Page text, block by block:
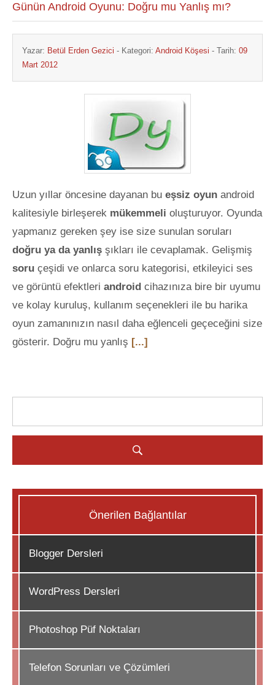
Günün Android Oyunu: Doğru mu Yanlış mı?
Yazar: Betül Erden Gezici - Kategori: Android Köşesi - Tarih: 09
Mart 2012
Uzun yıllar öncesine dayanan bu eşsiz oyun android
kalitesiyle birleşerek mükemmeli oluşturuyor. Oyunda
yapmanız gereken şey ise size sunulan soruları
doğru ya da yanlış şıkları ile cevaplamak. Gelişmiş
soru çeşidi ve onlarca soru kategorisi, etkileyici ses
ve görüntü efektleri android cihazınıza bire bir uyumu
ve kolay kuruluş, kullanım seçenekleri ile bu harika
oyun zamanınızın nasıl daha eğlenceli geçeceğini size
gösterir. Doğru mu yanlış [...]
Önerilen Bağlantılar
Blogger Dersleri
WordPress Dersleri
Photoshop Püf Noktaları
Telefon Sorunları ve Çözümleri